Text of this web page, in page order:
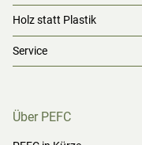
Holz statt Plastik
Service
Über PEFC